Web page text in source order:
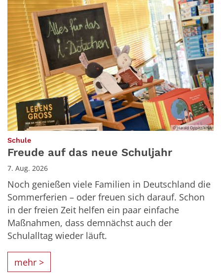
© Harald Oppitz/KNA
Schule:
Freude auf das neue Schuljahr
7. Aug. 2026
Noch genießen viele Familien in Deutschland die
Sommerferien – oder freuen sich darauf. Schon
in der freien Zeit helfen ein paar einfache
Maßnahmen, dass demnächst auch der
Schulalltag wieder läuft.
mehr >